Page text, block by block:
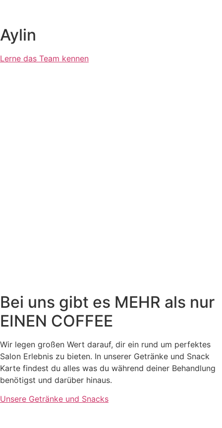
Aylin
Lerne das Team kennen
Bei uns gibt es MEHR als nur
EINEN COFFEE
Wir legen großen Wert darauf, dir ein rund um perfektes
Salon Erlebnis zu bieten. In unserer Getränke und Snack
Karte findest du alles was du während deiner Behandlung
benötigst und darüber hinaus.
Unsere Getränke und Snacks